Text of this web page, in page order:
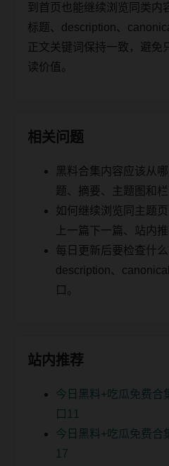
到首页也能继续浏览同类内
标题、description、
正文关键词保持一致，避免
读价值。
相关问题
黑料合集内容应该从
题、摘要、主题图和
如何继续浏览同主题
上一篇下一篇、站内
每日更新后要检查什
description、
口。
站内推荐
今日黑料+吃瓜免费合
口11
今日黑料+吃瓜免费合
17